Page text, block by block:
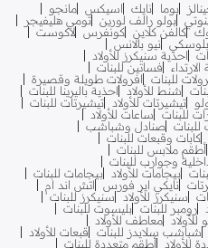
بوما نايك اسيكس مانجو
بولو رالف لورين تومي هليفيجر
كالفن كلاين كونفرس لاكوست
نيو بالانس
احذية سنيكرز للأولاد
فساتين للبنات
للبنات
افرولات طويلة وقصيرة
شنط للأولاد
احذية باليرينا للبنات
تيشيرتات للأولاد تيشيرتات للبنات
للبنات
ساعات للأولاد
صنادل وشباشب
كابات وقبعات للبنات
أطقم ملابس للبنات
وجوارب للبنات
بيجامات للأولاد بيجامات للبنات
نايكي اير فورس
اتش اند ام
سنيكرز للأولاد
سنيكرز للبنات
رومبر للبنات بليسوت للبنات
للأولاد معاطف للأولاد
شباشب سلايدز للبنات
قبعات للأولاد
للأولاد أطقم متعددة للبنات